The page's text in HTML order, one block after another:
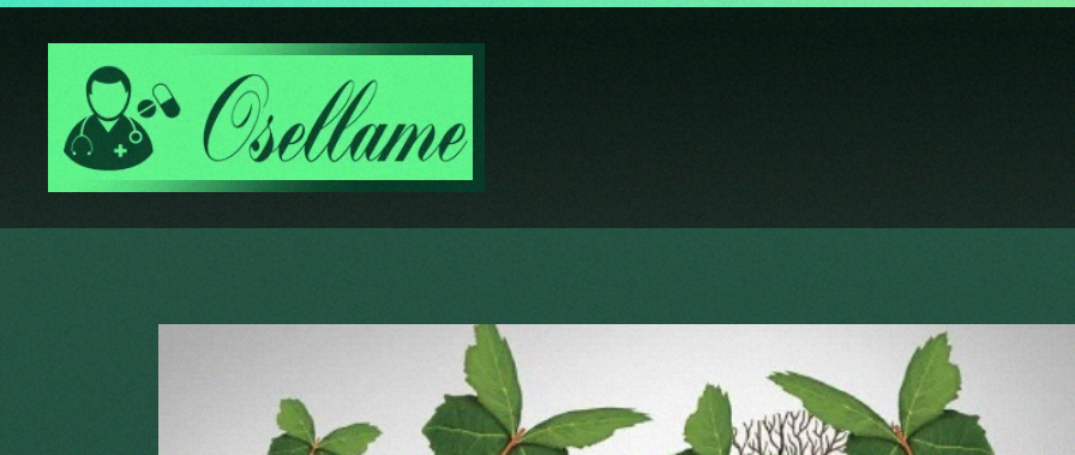
Passa al contenuto principale